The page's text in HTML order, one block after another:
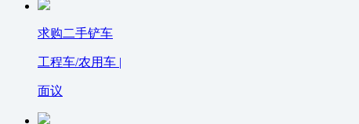
求购二手铲车
工程车/农用车 |
面议